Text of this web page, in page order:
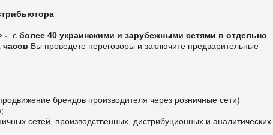
- с более 40 украинскими и зарубежными сетями в отдельно
часов Вы проведете переговоры и заключите предварительные
брендов производителя через розничные сети)
сетей, производственных, дистрибуционных и аналитических